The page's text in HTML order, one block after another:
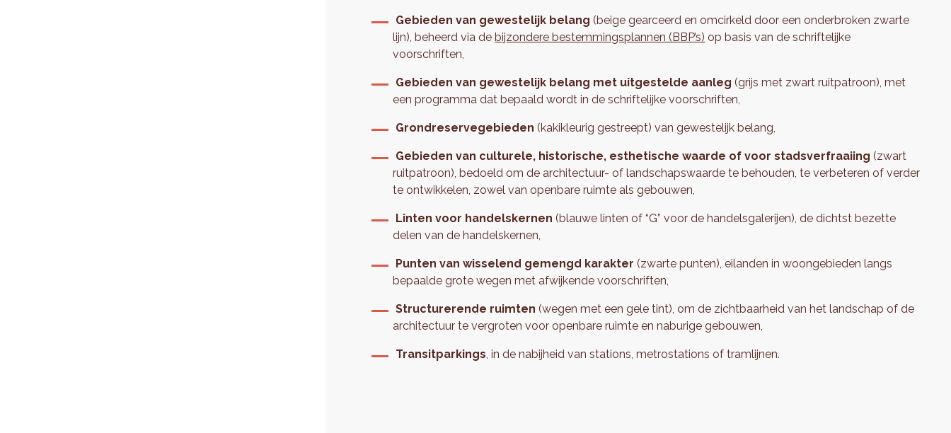
Gebieden van gewestelijk belang (beige gearceerd en omcirkeld door een onderbroken zwarte
lijn), beheerd via debijzondere bestemmingsplannen (BBP’s) op basis van de schriftelijke
voorschriften,
Gebieden van gewestelijk belang met uitgestelde aanleg (grijs met zwart ruitpatroon), met
een programma dat bepaald wordt in de schriftelijke voorschriften,
Grondreservegebieden (kakikleurig gestreept) van gewestelijk belang,
Gebieden van culturele, historische, esthetische waarde of voor stadsverfraaiing (zwart
ruitpatroon), bedoeld om de architectuur- of landschapswaarde te behouden, te verbeteren of verder
te ontwikkelen, zowel van openbare ruimte als gebouwen,
Linten voor handelskernen(blauwe linten of “G” voor de handelsgalerijen), de dichtst bezette
delen van de handelskernen,
Punten van wisselend gemengd karakter (zwarte punten), eilanden in woongebieden langs
bepaalde grote wegen met afwijkende voorschriften,
Structurerende ruimten (wegen met een gele tint), om de zichtbaarheid van het landschap of de
architectuur te vergroten voor openbare ruimte en naburige gebouwen,
Transitparkings, in de nabijheid van stations, metrostations of tramlijnen.